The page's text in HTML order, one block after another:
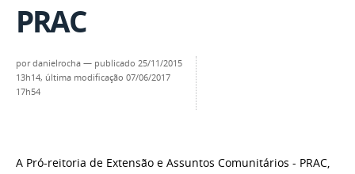
PRAC
pordanielrocha — publicado 25/11/2015
13h14, última modificação 07/06/2017
17h54
A Pró-reitoria de Extensão e Assuntos Comunitários - PRAC,